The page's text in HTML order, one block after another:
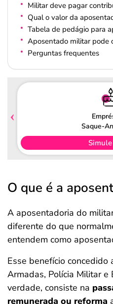
Militar deve pagar
Qual o valor da
Tabela de pedágio para
Aposentado militar pode
Perguntas frequentes
Saque-
O que é a
A aposentadoria do
diferente do que
entendem como
Esse benefício concedido
Armadas, Polícia Militar e
verdade, consiste na
remunerada ou reforma